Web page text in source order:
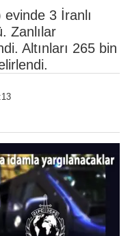
3 İranlı
Zanlılar
Altınları 265 bin